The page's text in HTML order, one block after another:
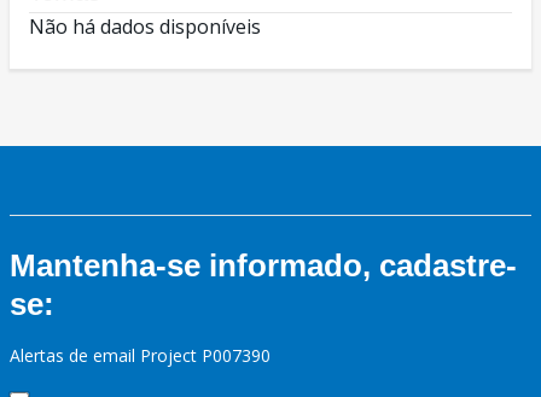
Não há dados disponíveis
Mantenha-se informado, cadastre-
se:
Alertas de email Project P007390